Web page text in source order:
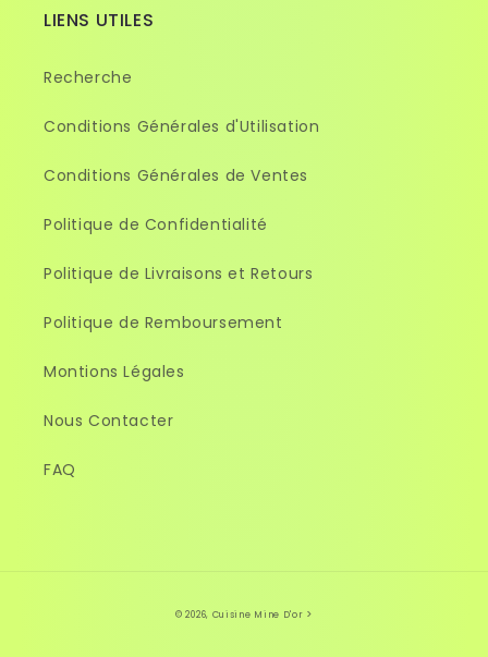
LIENS UTILES
Recherche
Conditions Générales d'Utilisation
Conditions Générales de Ventes
Politique de Confidentialité
Politique de Livraisons et Retours
Politique de Remboursement
Montions Légales
Nous Contacter
FAQ
© 2026, Cuisine Mine D'or >